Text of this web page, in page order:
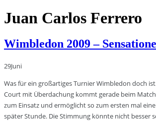
Juan Carlos Ferrero
Wimbledon 2009 –
29Juni
Was für ein großartiges Turnier Wimbledon doch
Court mit Überdachung kommt gerade beim
zum Einsatz und ermöglicht so zum ersten mal
später Stunde. Die Stimmung könnte nicht besser